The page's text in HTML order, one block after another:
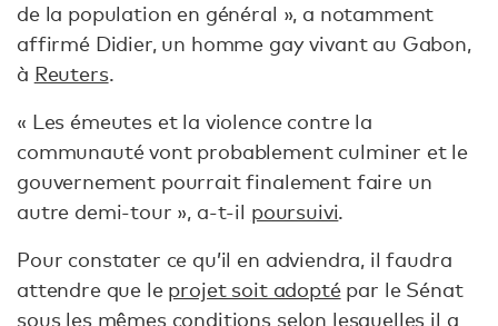
de la population en général », a notamment
affirmé Didier, un homme gay vivant au Gabon,
à Reuters.
« Les émeutes et la violence contre la
communauté vont probablement culminer et le
gouvernement pourrait finalement faire un
autre demi-tour », a-t-il poursuivi.
Pour constater ce qu’il en adviendra, il faudra
attendre que le projet soit adoptépar le Sénat
sous les mêmes conditions selon lesquelles il a